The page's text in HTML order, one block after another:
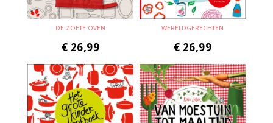
DE ZOETE OVEN
€ 26,99
WERELDGERECHTEN
€ 26,99